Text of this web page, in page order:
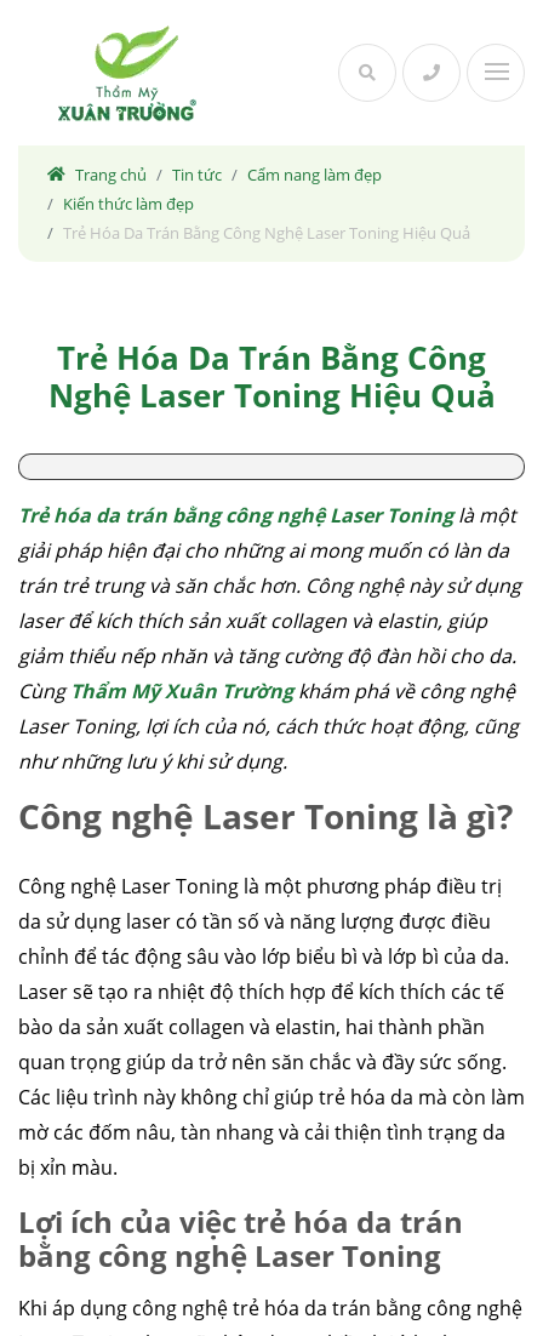
Trang chủ Tin tức
Cẩm nang làm đẹp
Kiến thức làm đẹp
Trẻ Hóa Da Trán Bằng Công Nghệ Laser Toning Hiệu Quả
Trẻ Hóa Da Trán Bằng Công
Nghệ Laser Toning Hiệu Quả
Trẻ hóa da trán bằng công nghệ Laser Toninglà một
giải pháp hiện đại cho những ai mong muốn có làn da
trán trẻ trung và săn chắc hơn. Công nghệ này sử dụng
laser để kích thích sản xuất collagen và elastin, giúp
giảm thiểu nếp nhăn và tăng cường độ đàn hồi cho da.
CùngThẩm Mỹ Xuân Trườngkhám phá về công nghệ
Laser Toning, lợi ích của nó, cách thức hoạt động, cũng
như những lưu ý khi sử dụng.
Công nghệ Laser Toning là gì?
Công nghệ Laser Toning là một phương pháp điều trị
da sử dụng laser có tần số và năng lượng được điều
chỉnh để tác động sâu vào lớp biểu bì và lớp bì của da.
Laser sẽ tạo ra nhiệt độ thích hợp để kích thích các tế
bào da sản xuất collagen và elastin, hai thành phần
quan trọng giúp da trở nên săn chắc và đầy sức sống.
Các liệu trình này không chỉ giúp trẻ hóa da mà còn làm
mờ các đốm nâu, tàn nhang và cải thiện tình trạng da
bị xỉn màu.
Lợi ích của việc trẻ hóa da trán
bằng công nghệ Laser Toning
Khi áp dụng công nghệ trẻ hóa da trán bằng công nghệ